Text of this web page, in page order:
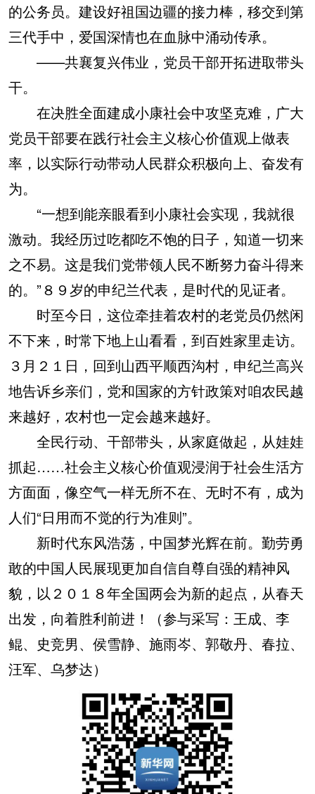
的公务员。建设好祖国边疆的接力棒，移交到第
三代手中，爱国深情也在血脉中涌动传承。
——共襄复兴伟业，党员干部开拓进取带头
干。
在决胜全面建成小康社会中攻坚克难，广大
党员干部要在践行社会主义核心价值观上做表
率，以实际行动带动人民群众积极向上、奋发有
为。
“一想到能亲眼看到小康社会实现，我就很
激动。我经历过吃都吃不饱的日子，知道一切来
之不易。这是我们党带领人民不断努力奋斗得来
的。”８９岁的申纪兰代表，是时代的见证者。
时至今日，这位牵挂着农村的老党员仍然闲
不下来，时常下地上山看看，到百姓家里走访。
３月２１日，回到山西平顺西沟村，申纪兰高兴
地告诉乡亲们，党和国家的方针政策对咱农民越
来越好，农村也一定会越来越好。
全民行动、干部带头，从家庭做起，从娃娃
抓起……社会主义核心价值观浸润于社会生活方
方面面，像空气一样无所不在、无时不有，成为
人们“日用而不觉的行为准则”。
新时代东风浩荡，中国梦光辉在前。勤劳勇
敢的中国人民展现更加自信自尊自强的精神风
貌，以２０１８年全国两会为新的起点，从春天
出发，向着胜利前进！（参与采写：王成、李
鲲、史竞男、侯雪静、施雨岑、郭敬丹、春拉、
汪军、乌梦达）